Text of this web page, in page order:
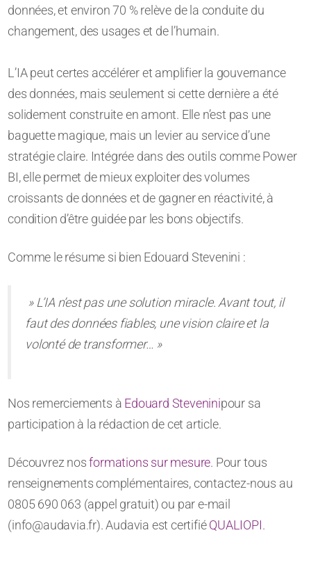
données, et environ 70 % relève de la conduite du
changement, des usages et de l’humain.
L’IA peut certes accélérer et amplifier la gouvernance
des données, mais seulement si cette dernière a été
solidement construite en amont. Elle n’est pas une
baguette magique, mais un levier au service d’une
stratégie claire. Intégrée dans des outils comme Power
BI, elle permet de mieux exploiter des volumes
croissants de données et de gagner en réactivité, à
condition d’être guidée par les bons objectifs.
Comme le résume si bien Edouard Stevenini :
» L’IA n’est pas une solution miracle. Avant tout, il
faut des données fiables, une vision claire et la
volonté de transformer… »
Nos remerciements à Edouard Steveninipour sa
participation à la rédaction de cet article.
Découvrez nosformations sur mesure. Pour tous
renseignements complémentaires, contactez-nous au
0805 690 063 (appel gratuit) ou par e-mail
(info@audavia.fr). Audavia est certifiéQUALIOPI.